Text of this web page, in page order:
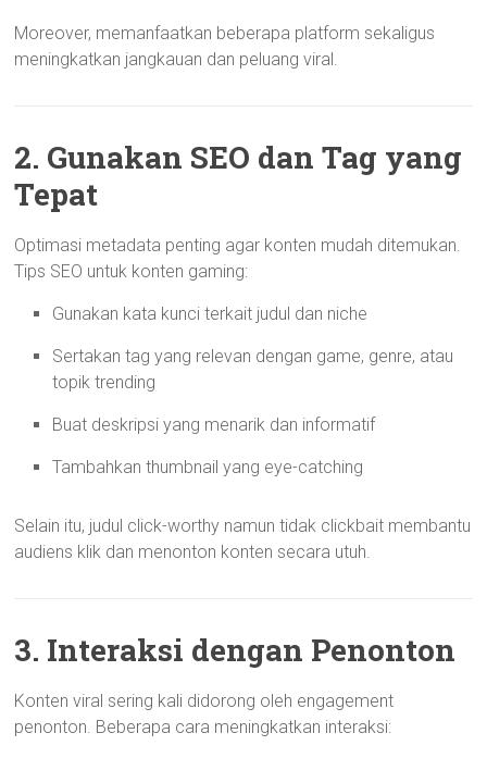
Moreover, memanfaatkan beberapa platform sekaligus
meningkatkan jangkauan dan peluang viral.
2. Gunakan SEO dan Tag yang
Tepat
Optimasi metadata penting agar konten mudah ditemukan.
Tips SEO untuk konten gaming:
Gunakan kata kunci terkait judul dan niche
Sertakan tag yang relevan dengan game, genre, atau
topik trending
Buat deskripsi yang menarik dan informatif
Tambahkan thumbnail yang eye-catching
Selain itu, judul click-worthy namun tidak clickbait membantu
audiens klik dan menonton konten secara utuh.
3. Interaksi dengan Penonton
Konten viral sering kali didorong oleh engagement
penonton. Beberapa cara meningkatkan interaksi: